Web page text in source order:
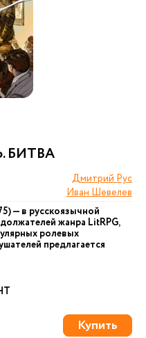
БИТВА
Дмитрий Рус
Иван Шевелев
— в русскоязычной
жанра LitRPG,
ролевых
предлагается
Купить